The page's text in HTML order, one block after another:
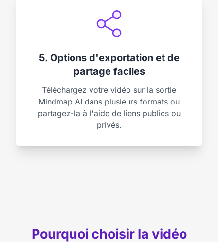
5. Options d'exportation et de
partage faciles
Téléchargez votre vidéo sur la sortie
Mindmap AI dans plusieurs formats ou
partagez-la à l'aide de liens publics ou
privés.
Pourquoi choisir la vidéo